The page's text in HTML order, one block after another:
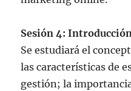
Sesión 4:
Se estudiará el
las características de
gestión; la